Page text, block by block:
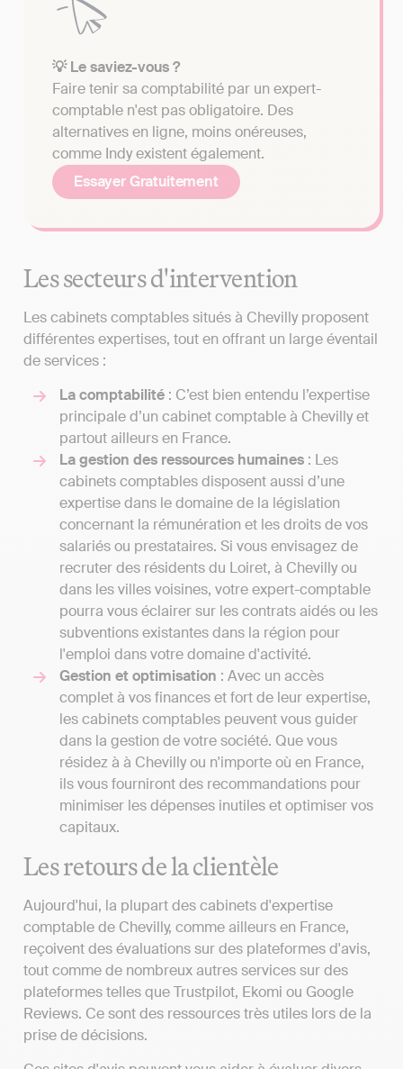
💡 Le saviez-vous ?
Faire tenir sa comptabilité par un expert-
comptable n'est pas obligatoire. Des
alternatives en ligne, moins onéreuses,
comme Indy existent également.
Essayer Gratuitement
Les secteurs d'intervention
Les cabinets comptables situés à Chevilly proposent
différentes expertises, tout en offrant un large éventail
de services :
La comptabilité : C’est bien entendu l’expertise
principale d’un cabinet comptable à Chevilly et
partout ailleurs en France.
La gestion des ressources humaines : Les
cabinets comptables disposent aussi d’une
expertise dans le domaine de la législation
concernant la rémunération et les droits de vos
salariés ou prestataires. Si vous envisagez de
recruter des résidents du Loiret, à Chevilly ou
dans les villes voisines, votre expert-comptable
pourra vous éclairer sur les contrats aidés ou les
subventions existantes dans la région pour
l'emploi dans votre domaine d'activité.
Gestion et optimisation : Avec un accès
complet à vos finances et fort de leur expertise,
les cabinets comptables peuvent vous guider
dans la gestion de votre société. Que vous
résidez à à Chevilly ou n'importe où en France,
ils vous fourniront des recommandations pour
minimiser les dépenses inutiles et optimiser vos
capitaux.
Les retours de la clientèle
Aujourd'hui, la plupart des cabinets d'expertise
comptable de Chevilly, comme ailleurs en France,
reçoivent des évaluations sur des plateformes d'avis,
tout comme de nombreux autres services sur des
plateformes telles que Trustpilot, Ekomi ou Google
Reviews. Ce sont des ressources très utiles lors de la
prise de décisions.